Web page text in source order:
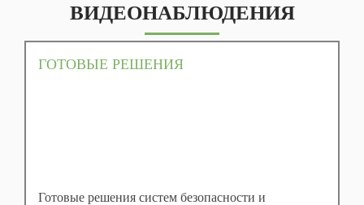
ВИДЕОНАБЛЮДЕНИЯ
ГОТОВЫЕ РЕШЕНИЯ
Готовые решения систем безопасности и